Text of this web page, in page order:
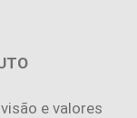
e valores